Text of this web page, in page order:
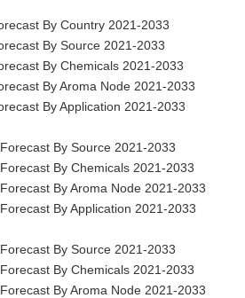
By Country 2021-2033
By Source 2021-2033
By Chemicals 2021-2033
By Aroma Node 2021-2033
By Application 2021-2033
By Source 2021-2033
By Chemicals 2021-2033
By Aroma Node 2021-2033
By Application 2021-2033
By Source 2021-2033
By Chemicals 2021-2033
By Aroma Node 2021-2033